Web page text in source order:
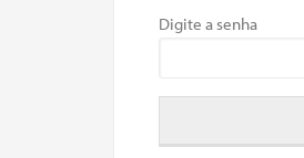
Digite a senha